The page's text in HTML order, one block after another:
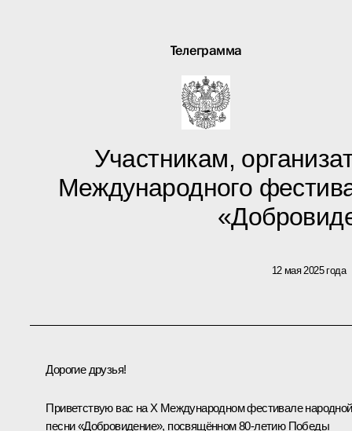
Телеграмма
Участникам,
Международного
12 мая 2025 года
Дорогие друзья!
Приветствую вас на Х Международном фестивале народной
песни «Добровидение», посвящённом 80-летию Победы